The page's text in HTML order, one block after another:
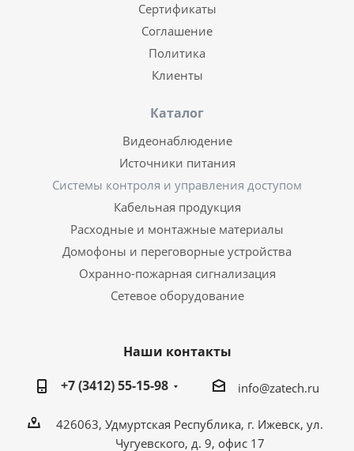
Сертификаты
Соглашение
Политика
Клиенты
Каталог
Видеонаблюдение
Источники питания
Системы контроля и управления доступом
Кабельная продукция
Расходные и монтажные материалы
Домофоны и переговорные устройства
Охранно-пожарная сигнализация
Сетевое оборудование
Наши контакты
+7 (3412) 55-15-98
info@zatech.ru
426063, Удмуртская Республика, г. Ижевск, ул.
Чугуевского, д. 9, офис 17